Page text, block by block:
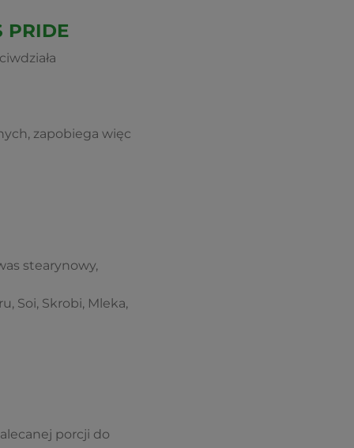
PRIDE
zapobiega więc
stearynowy,
Soi, Skrobi, Mleka,
porcji do